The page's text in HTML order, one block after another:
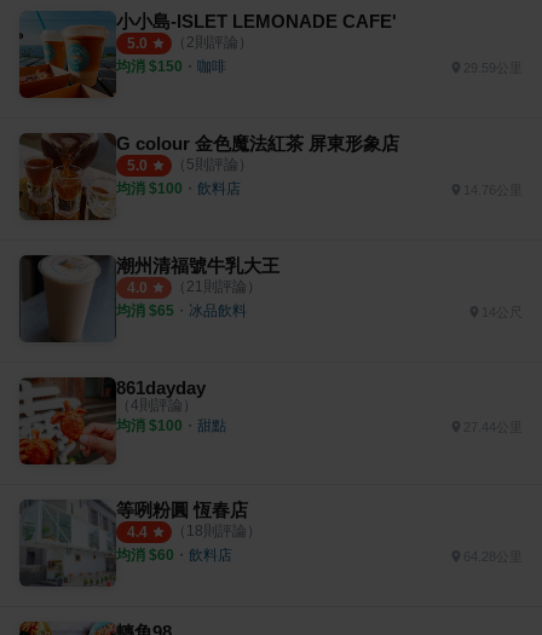
小小島-ISLET LEMONADE CAFE'
5.0 （ 2則評論）
均消 $150 ・ 咖啡 29.59公里
G colour 金色魔法紅茶 屏東形象店
5.0 （ 5則評論）
均消 $100 ・ 飲料店 14.76公里
潮州清福號牛乳大王
4.0 （ 21則評論）
均消 $65 ・ 冰品飲料 14公尺
861dayday
（ 4則評論）
均消 $100 ・ 甜點 27.44公里
等咧粉圓 恆春店
4.4 （ 18則評論）
均消 $60 ・ 飲料店 64.28公里